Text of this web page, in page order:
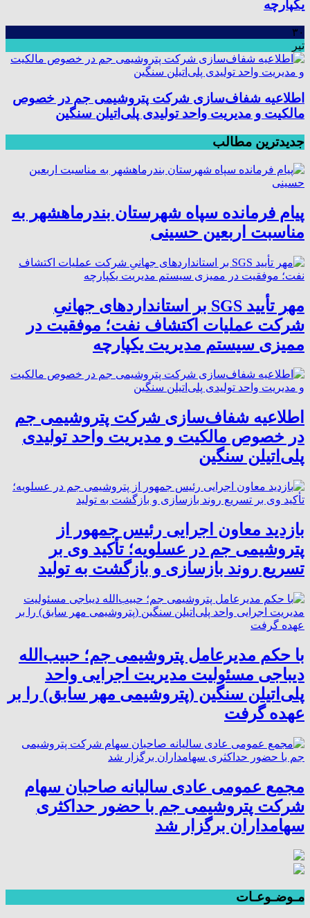
یکپارچه
۳۰
تیر
اطلاعیه شفاف‌سازی شرکت پتروشیمی جم در خصوص
مالکیت و مدیریت واحد تولیدی پلی‌اتیلن سنگین
جدیدترین مطالب
پیام فرمانده سپاه شهرستان بندرماهشهر به
مناسبت اربعین حسینی
مهر تأیید SGS بر استانداردهای جهانیِ
شرکت عملیات اکتشاف نفت؛ موفقیت در
ممیزی سیستم مدیریت یکپارچه
اطلاعیه شفاف‌سازی شرکت پتروشیمی جم
در خصوص مالکیت و مدیریت واحد تولیدی
پلی‌اتیلن سنگین
بازدید معاون اجرایی رئیس جمهور از
پتروشیمی جم در عسلویه؛ تأکید وی بر
تسریع روند بازسازی و بازگشت به تولید
با حکم مدیرعامل پتروشیمی جم؛ حبیب‌الله
دیباجی مسئولیت مدیریت اجرایی واحد
پلی‌اتیلن سنگین (پتروشیمی مهر سابق) را بر
عهده گرفت
مجمع عمومی عادی سالیانه صاحبان سهام
شرکت پتروشیمی جم با حضور حداکثری
سهامداران برگزار شد
مـوضـوعـات